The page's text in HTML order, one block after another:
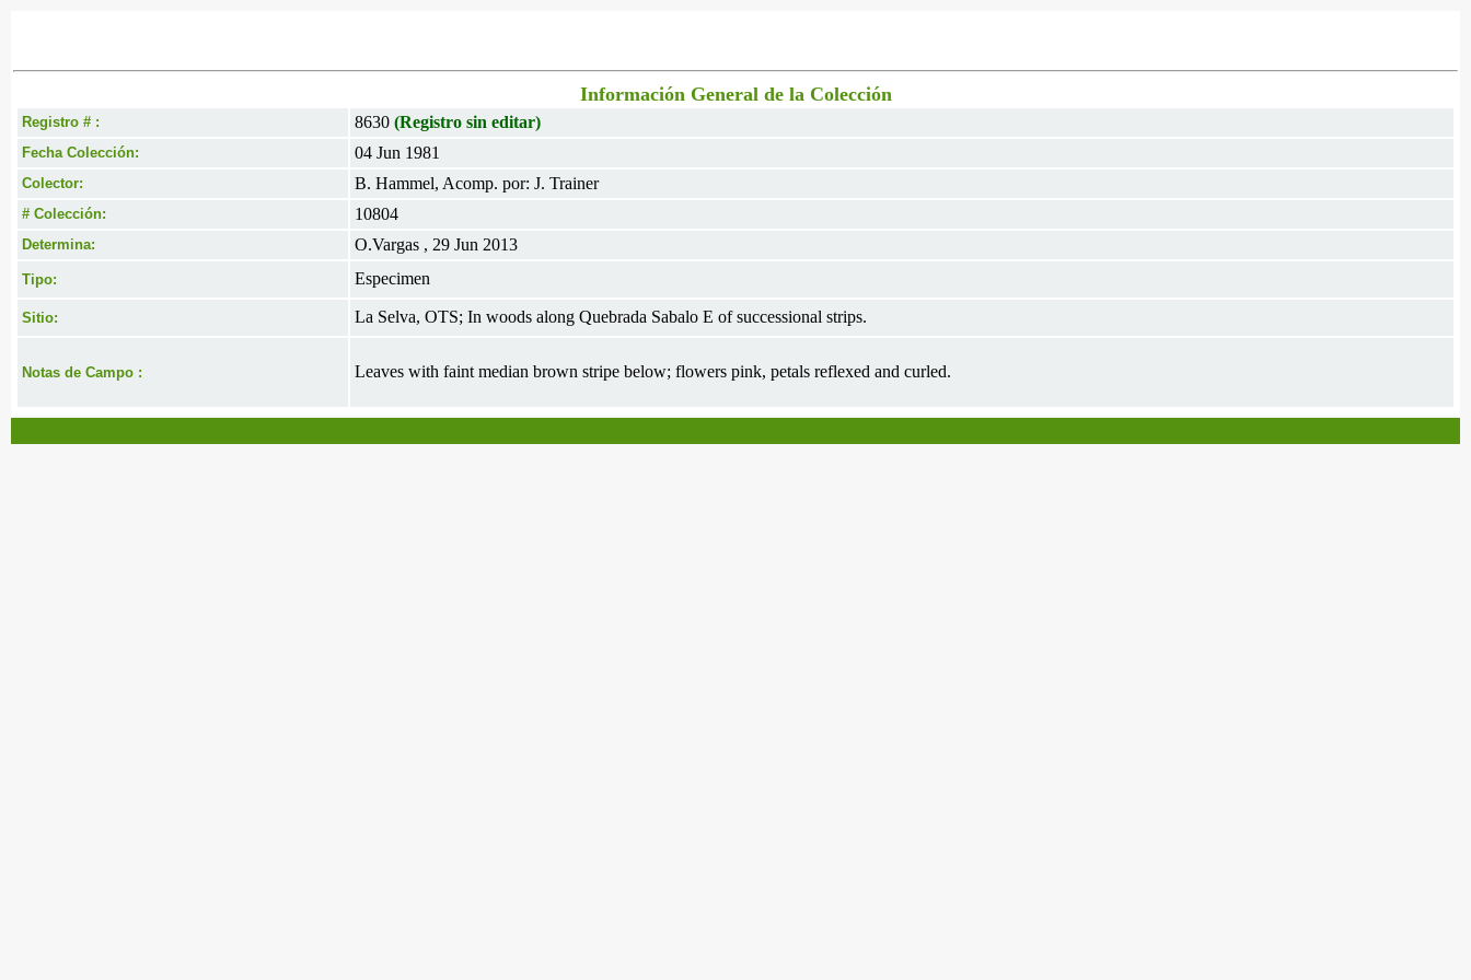
Información General de la Colección
Registro # : 8630 (Registro sin editar)
Fecha Colección: 04 Jun 1981
Colector: B. Hammel, Acomp. por: J. Trainer
# Colección: 10804
Determina: O.Vargas , 29 Jun 2013
Tipo: Especimen
Sitio: La Selva, OTS; In woods along Quebrada Sabalo E of successional strips.
Notas de Campo : Leaves with faint median brown stripe below; flowers pink, petals reflexed and curled.